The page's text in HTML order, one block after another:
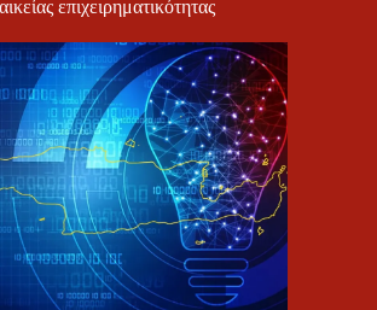
επιχειρηματικότητας